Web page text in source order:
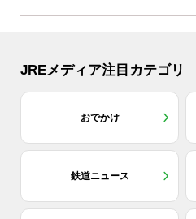
JREメディア注目カテゴリ
おでかけ
鉄道ニュース